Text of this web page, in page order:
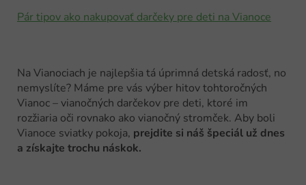
Pár tipov ako nakupovať darčeky pre deti na Vianoce
Na Vianociach je najlepšia tá úprimná detská radosť, no
nemyslíte? Máme pre vás výber hitov tohtoročných
Vianoc – vianočných darčekov pre deti, ktoré im
rozžiaria oči rovnako ako vianočný stromček. Aby boli
Vianoce sviatky pokoja, prejdite si náš špeciál už dnes
a získajte trochu náskok.